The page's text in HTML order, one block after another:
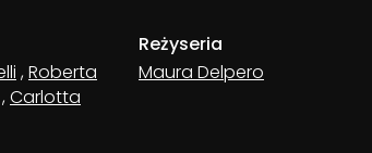
,Roberta
,Carlotta
Reżyseria
Maura Delpero